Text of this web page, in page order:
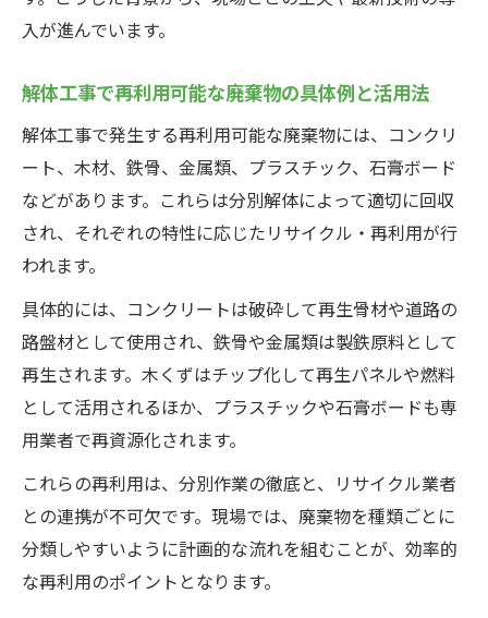
入が進んでいます。
解体工事で再利用可能な廃棄物の具体例と活用法
解体工事で発生する再利用可能な廃棄物には、コンクリ
ート、木材、鉄骨、金属類、プラスチック、石膏ボード
などがあります。これらは分別解体によって適切に回収
され、それぞれの特性に応じたリサイクル・再利用が行
われます。
具体的には、コンクリートは破砕して再生骨材や道路の
路盤材として使用され、鉄骨や金属類は製鉄原料として
再生されます。木くずはチップ化して再生パネルや燃料
として活用されるほか、プラスチックや石膏ボードも専
用業者で再資源化されます。
これらの再利用は、分別作業の徹底と、リサイクル業者
との連携が不可欠です。現場では、廃棄物を種類ごとに
分類しやすいように計画的な流れを組むことが、効率的
な再利用のポイントとなります。